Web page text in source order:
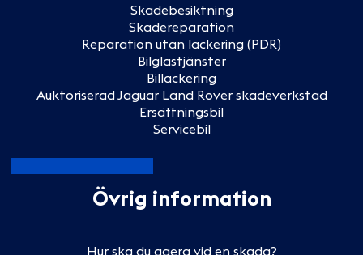
Skadebesiktning
Skadereparation
Reparation utan lackering (PDR)
Bilglastjänster
Billackering
Auktoriserad Jaguar Land Rover skadeverkstad
Ersättningsbil
Servicebil
Övrig information
Hur ska du agera vid en skada?